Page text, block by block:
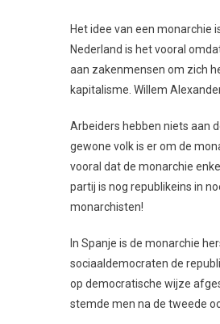
Het idee van een monarchie
Nederland is het vooral
aan zakenmensen om zich
kapitalisme. Willem
Arbeiders hebben niets aan
gewone volk is er om de
vooral dat de monarchie
partij is nog republikeins in
monarchisten!
In Spanje is de monarchie
sociaaldemocraten de
op democratische wijze
stemde men na de tweede